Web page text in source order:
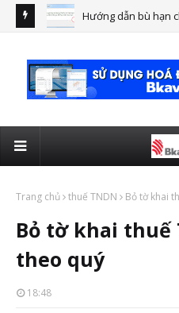
Hướng dẫn bù hạn
Trang chủ thuế TNDN Bỏ tờ khai
Bỏ tờ khai thuế
theo quý
18:48